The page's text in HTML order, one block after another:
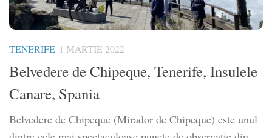
TENERIFE 1 MARTIE 2022
Belvedere de Chipeque, Tenerife, Insulele
Canare, Spania
Belvedere de Chipeque (Mirador de Chipeque) este unul